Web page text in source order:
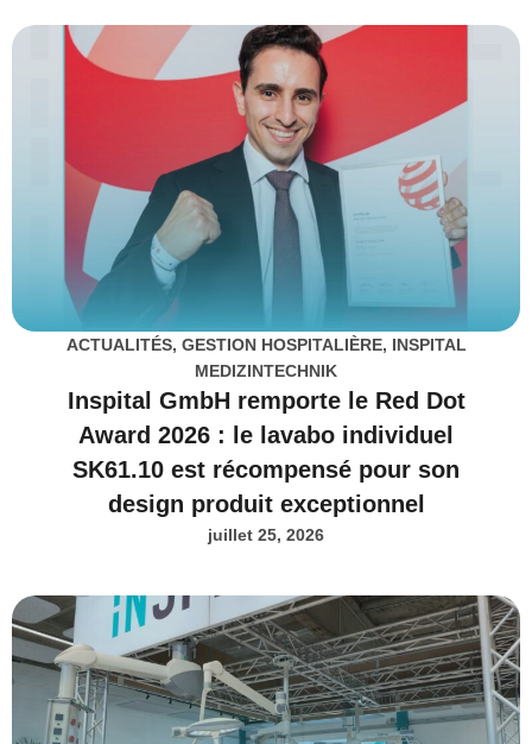
ACTUALITÉS, GESTION HOSPITALIÈRE, INSPITAL
MEDIZINTECHNIK
Inspital GmbH remporte le Red Dot
Award 2026 : le lavabo individuel
SK61.10 est récompensé pour son
design produit exceptionnel
juillet 25, 2026